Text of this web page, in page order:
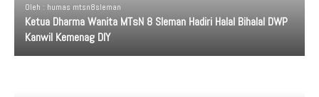
Oleh : humas mtsn8sleman
Ketua Dharma Wanita MTsN 8 Sleman Hadiri Halal Bihalal DWP
Kanwil Kemenag DIY